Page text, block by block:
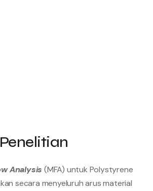
Analysis (MFA) untuk Polystyrene
secara menyeluruh arus material